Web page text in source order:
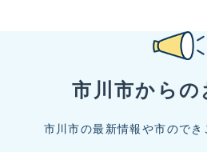
市川市からの
市川市の最新情報や市ので